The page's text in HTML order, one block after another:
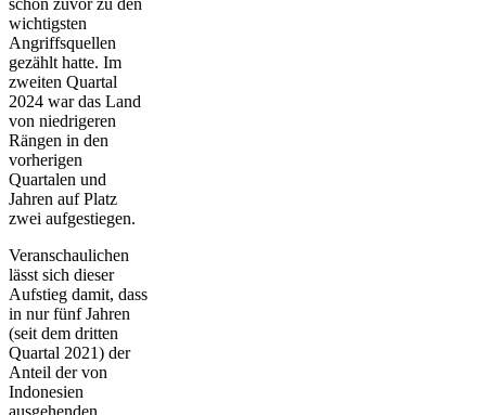
wichtigsten
Angriffsquellen
gezählt hatte. Im
zweiten Quartal
2024 war das Land
von niedrigeren
Rängen in den
vorherigen
Quartalen und
Jahren auf Platz
zwei aufgestiegen.
Veranschaulichen
lässt sich dieser
Aufstieg damit, dass
in nur fünf Jahren
(seit dem dritten
Quartal 2021) der
Anteil der von
Indonesien
ausgehenden